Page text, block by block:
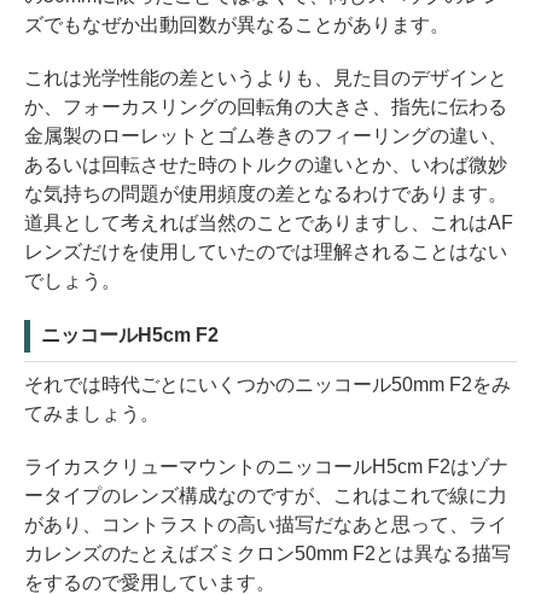
ズでもなぜか出動回数が異なることがあります。
これは光学性能の差というよりも、見た目のデザインと
か、フォーカスリングの回転角の大きさ、指先に伝わる
金属製のローレットとゴム巻きのフィーリングの違い、
あるいは回転させた時のトルクの違いとか、いわば微妙
な気持ちの問題が使用頻度の差となるわけであります。
道具として考えれば当然のことでありますし、これはAF
レンズだけを使用していたのでは理解されることはない
でしょう。
ニッコールH5cm F2
それでは時代ごとにいくつかのニッコール50mm F2をみ
てみましょう。
ライカスクリューマウントのニッコールH5cm F2はゾナ
ータイプのレンズ構成なのですが、これはこれで線に力
があり、コントラストの高い描写だなあと思って、ライ
カレンズのたとえばズミクロン50mm F2とは異なる描写
をするので愛用しています。